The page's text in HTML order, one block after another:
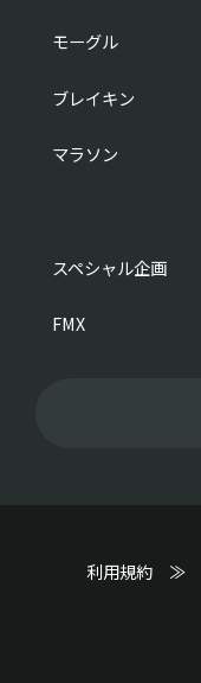
モーグル
ブレイキン
マラソン
スペシャル企画
FMX
利用規約 ≫